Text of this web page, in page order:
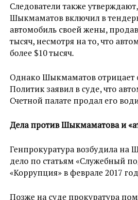
Следователи также
Шыкмаматов включил в
автомобиль своей жены, продав
тысяч, несмотря на то, что
более $10 тысяч.
Однако Шыкмаматов отрицает
Политик заявил в суде, что
Счетной палате продал его
Дела против Шыкмаматова и
Генпрокуратура возбудила на
дело по статьям «Служебный
«Коррупция» в феврале 2017
Позже на суде прокуратура